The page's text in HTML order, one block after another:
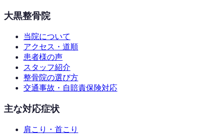
大黒整骨院
当院について
アクセス・道順
患者様の声
スタッフ紹介
整骨院の選び方
交通事故・自賠責保険対応
主な対応症状
肩こり・首こり